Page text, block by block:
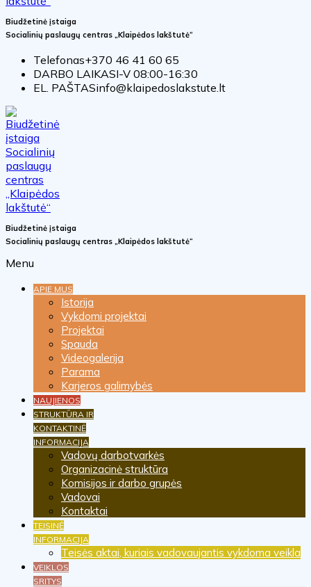
Biudžetinė įstaiga
Socialinių paslaugų centras „Klaipėdos lakštutė“
Telefonas+370 46 41 60 65
DARBO LAIKASI-V 08:00-16:30
EL. PAŠTASinfo@klaipedoslakstute.lt
Biudžetinė įstaiga
Socialinių paslaugų centras „Klaipėdos lakštutė“
Menu
APIE MUS
Istorija
Vykdomi projektai
Projektai
Spauda
Videogalerija
Parama
Karjeros galimybės
NAUJIENOS
STRUKTŪRA IR
KONTAKTINĖ
INFORMACIJA
Vadovų darbotvarkės
Organizacinė struktūra
Komisijos ir darbo grupės
Vadovai
Kontaktai
TEISINĖ
INFORMACIJA
Teisės aktai, kuriais vadovaujantis vykdoma veikla
VEIKLOS
SRITYS